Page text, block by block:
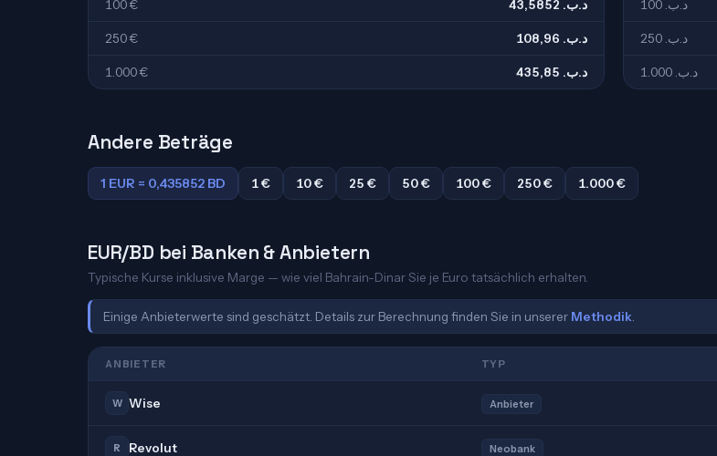
100 € 43,5852 .د.ب
250 € 108,96 .د.ب
1.000 € 435,85 .د.ب
100 .د.ب
250 .د.ب
1.000 .د.ب
Andere Beträge
1 EUR = 0,435852 BD 1 € 10 € 25 € 50 € 100 € 250 € 1.000 €
EUR/BD bei Banken & Anbietern
Typische Kurse inklusive Marge — wie viel Bahrain-Dinar Sie je Euro tatsächlich erhalten.
Einige Anbieterwerte sind geschätzt. Details zur Berechnung finden Sie in unserer Methodik
ANBIETER TYP
W Wise Anbieter
R Revolut Neobank